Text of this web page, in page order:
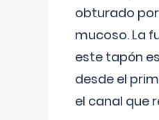
obturado
mucoso. La
este tapón
desde el
el canal que